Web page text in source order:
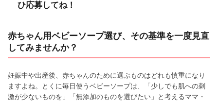
ひ応募してね！
赤ちゃん用ベビーソープ選び、その基準を一度見直
してみませんか？
妊娠中や出産後、赤ちゃんのために選ぶものはどれも慎重になり
ますよね。とくに毎日使うベビーソープは、「少しでも肌への刺
激が少ないものを」「無添加のものを選びたい」と考えるママ・